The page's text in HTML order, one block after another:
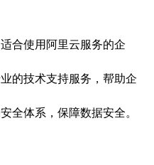
适合使用阿里云服务的企
的技术支持服务，帮助企
全体系，保障数据安全。